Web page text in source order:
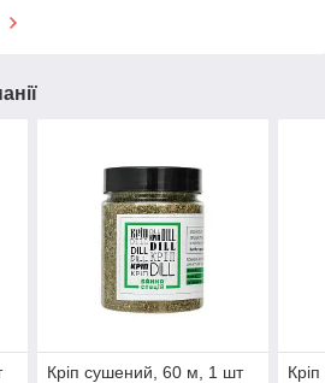
Кріп сушений, 60 м, 1 шт